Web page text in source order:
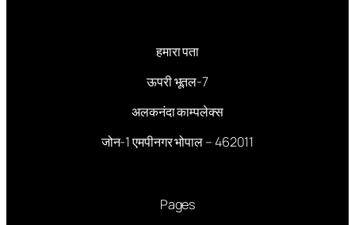
हमारा पता
ऊपरी भूतल-7
अलकनंदा काम्पलेक्स
जोन-1 एमपीनगर भोपाल – 462011
Pages